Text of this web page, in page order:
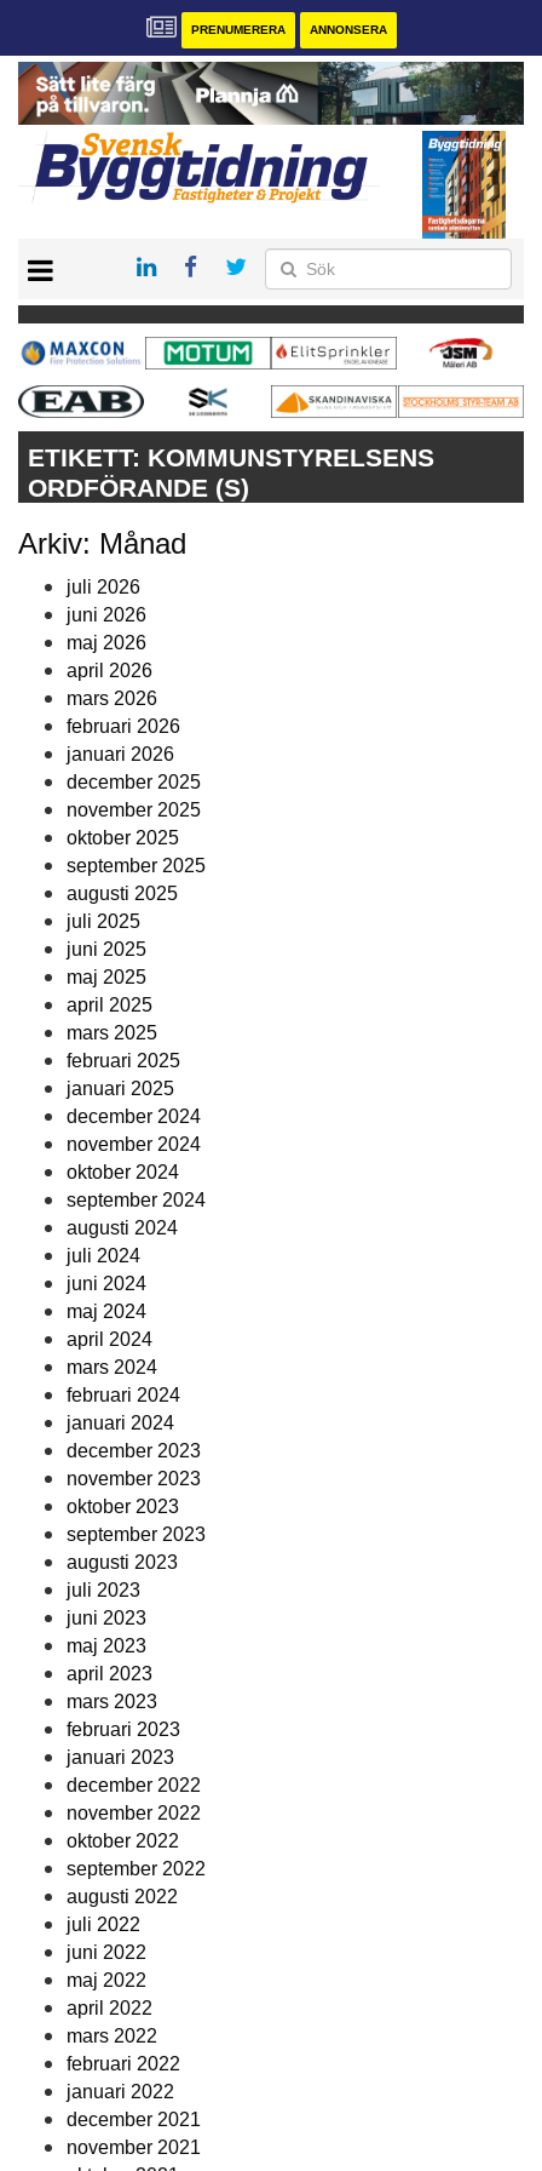
PRENUMERERA ANNONSERA
PRENUMERERA
VÅRA ANDRA MAGASIN
ANNONSERA
KONTAKT
ETIKETT: KOMMUNSTYRELSENS
ORDFÖRANDE (S)
Arkiv: Månad
juli 2026
juni 2026
maj 2026
april 2026
mars 2026
februari 2026
januari 2026
december 2025
november 2025
oktober 2025
september 2025
augusti 2025
juli 2025
juni 2025
maj 2025
april 2025
mars 2025
februari 2025
januari 2025
december 2024
november 2024
oktober 2024
september 2024
augusti 2024
juli 2024
juni 2024
maj 2024
april 2024
mars 2024
februari 2024
januari 2024
december 2023
november 2023
oktober 2023
september 2023
augusti 2023
juli 2023
juni 2023
maj 2023
april 2023
mars 2023
februari 2023
januari 2023
december 2022
november 2022
oktober 2022
september 2022
augusti 2022
juli 2022
juni 2022
maj 2022
april 2022
mars 2022
februari 2022
januari 2022
december 2021
november 2021